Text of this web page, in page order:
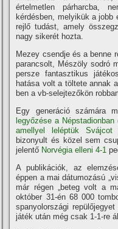
értelmetlen párharcba,
kérdésben, melyikük a
rejlő tudást, amely
nagy sikerét hozta.
Mezey csendje és a benne
parancsolt, Mészöly sodró
persze fantasztikus
hatása volt a töltete annak
ben a vb-selejtezőkön
Egy generáció számára
legyőzése a Népstadionban
amellyel leléptük Svájcot
bizonyult és közel sem
jelentő Norvégia elleni 4-1
A publikációk, az
éppen a mai dátumozású
már régen „beteg volt a
október 31-én 68 000
spanyolországi
játék után még csak 1-1-re